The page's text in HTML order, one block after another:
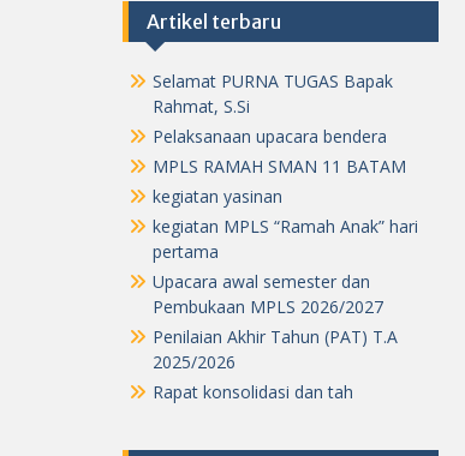
Artikel terbaru
Selamat PURNA TUGAS Bapak
Rahmat, S.Si
Pelaksanaan upacara bendera
MPLS RAMAH SMAN 11 BATAM
kegiatan yasinan
kegiatan MPLS “Ramah Anak” hari
pertama
Upacara awal semester dan
Pembukaan MPLS 2026/2027
Penilaian Akhir Tahun (PAT) T.A
2025/2026
Rapat konsolidasi dan tah